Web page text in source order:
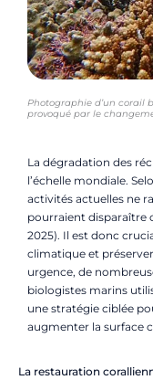
Photographie d’un corail
provoqué par le
La dégradation des
l’échelle mondiale.
activités actuelles ne
pourraient disparaître
2025). Il est donc
climatique et
urgence, de
biologistes marins
une stratégie ciblée
augmenter la surface
La restauration